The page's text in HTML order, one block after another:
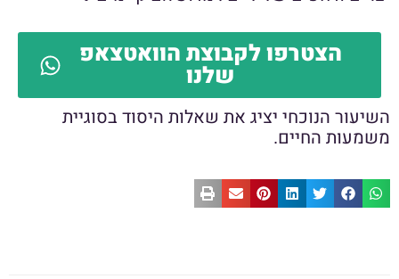
הצטרפו לקבוצת הוואטצאפ
שלנו
השיעור הנוכחי יציג את שאלות היסוד בסוגיית
משמעות החיים.